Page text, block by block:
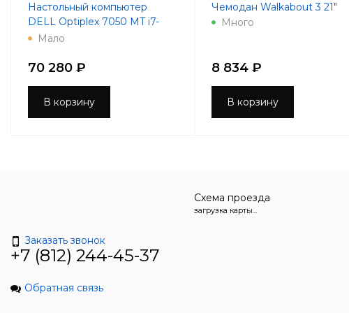
Настольный компьютер
DELL Optiplex 7050 MT i7-
7700 3.6GHz 8Gb 256Gb SSD
Win10Pro
Мало
70 280 ₽
В корзину
Чемодан Walkabout 3 21"
Много
8 834 ₽
В корзину
Заказать звонок
+7 (812) 244-45-37
Обратная связь
Схема проезда
загрузка карты...